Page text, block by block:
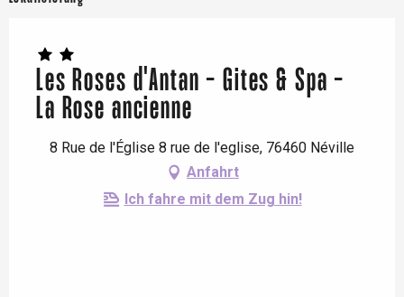
Les Roses d'Antan - Gites & Spa -
La Rose ancienne
8 Rue de l'Église 8 rue de l'eglise, 76460 Néville
Anfahrt
Ich fahre mit dem Zug hin!